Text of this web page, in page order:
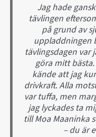
Jag hade
tävlingen
på grund av
uppladdningen
tävlingsdagen var
göra mitt
kände att jag
drivkraft. Alla
var tuffa, men
jag lyckades ta
till Moa Maaninka
– du är